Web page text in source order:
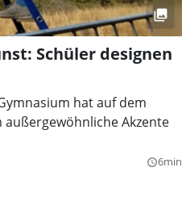
Schüler designen
hat auf dem
Akzente
query_builder6min